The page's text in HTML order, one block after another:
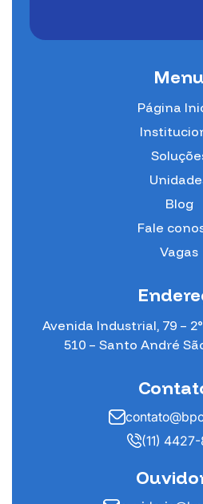
Menu
Página
Blog
Fale
Vagas
Avenida Industrial, 79 –
510 – Santo André
(11)